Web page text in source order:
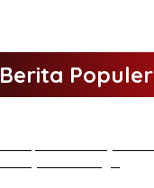
Berita Populer